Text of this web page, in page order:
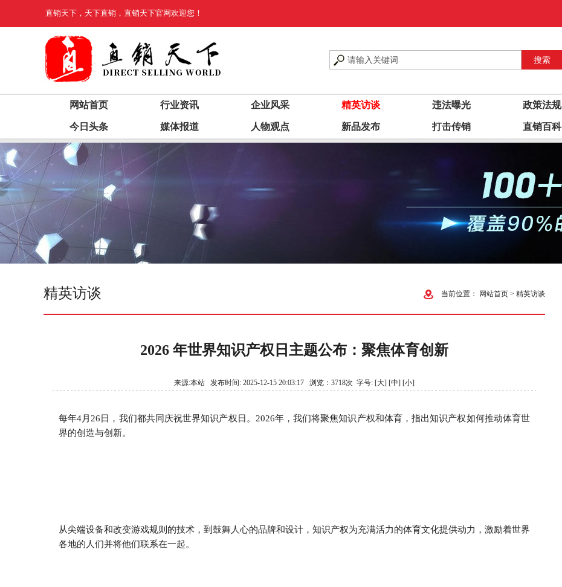
直销天下 ， 天下直销 ， 直销天下官网欢迎您！
网站首页 行业资讯 企业风采 精英访谈 违法曝光 政策法规
今日头条 媒体报道 人物观点 新品发布 打击传销 直销百科
精英访谈 当前位置： 网站首页 > 精英访谈
2026 年世界知识产权日主题公布：聚焦体育创新
来源:本站 发布时间: 2025-12-15 20:03:17 浏览：3718次 字号: [大] [中] [小]
每年4月26日，我们都共同庆祝世界知识产权日。2026年，我们将聚焦知识产权和体育，指出知识产权如何推动体育世
界的创造与创新。
从尖端设备和改变游戏规则的技术，到鼓舞人心的品牌和设计，知识产权为充满活力的体育文化提供动力，激励着世界
各地的人们并将他们联系在一起。